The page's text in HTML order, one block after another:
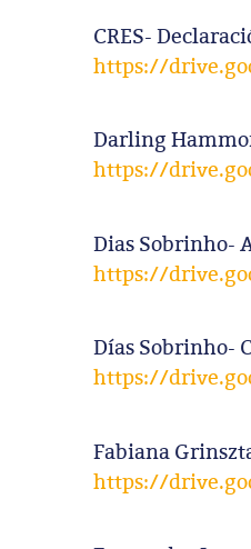
CRES-
https://
Darling
https://
Dias Sobrinho-
https://
Días Sobrinho-
https://
Fabiana
https://